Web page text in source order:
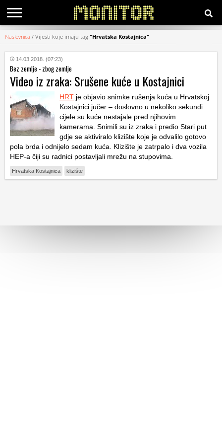
KATEGORIJE
HRVATSKI
WEB
Naslovnica / Vijesti koje imaju tag "Hrvatska Kostajnica"
14.03.2018. (07:23)
Bez zemlje - zbog zemlje
Video iz zraka: Srušene kuće u Kostajnici
HRT je objavio snimke rušenja kuća u Hrvatskoj
Kostajnici jučer – doslovno u nekoliko sekundi
cijele su kuće nestajale pred njihovim
kamerama. Snimili su iz zraka i predio Stari put
gdje se aktiviralo klizište koje je odvalilo gotovo
pola brda i odnijelo sedam kuća. Klizište je zatrpalo i dva vozila
HEP-a čiji su radnici postavljali mrežu na stupovima.
Hrvatska Kostajnica klizište